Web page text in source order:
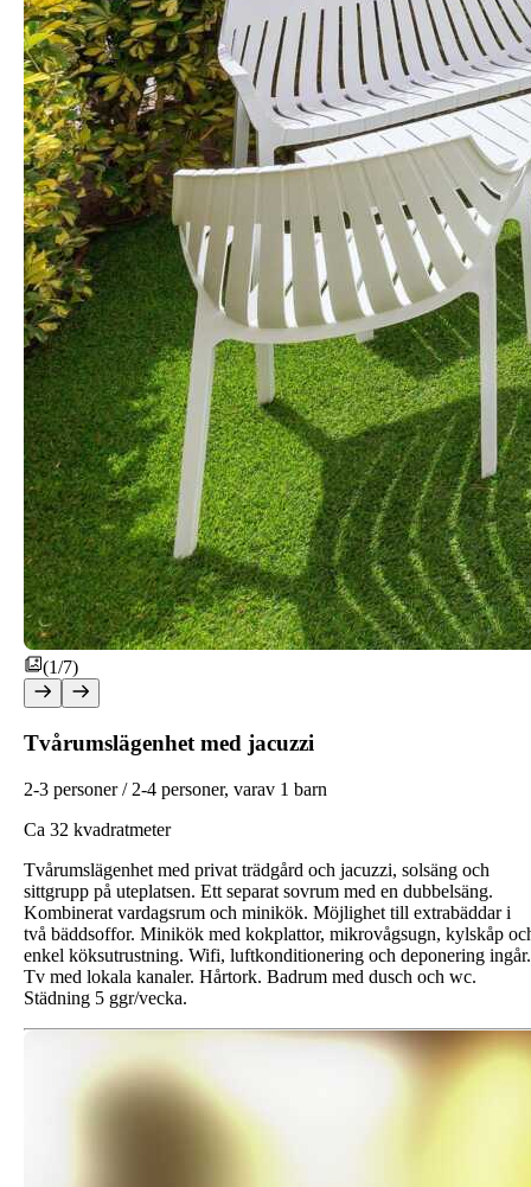
(1/7)
Tvårumslägenhet med jacuzzi
2-3 personer / 2-4 personer, varav 1 barn
Ca 32 kvadratmeter
Tvårumslägenhet med privat trädgård och jacuzzi, solsäng och
sittgrupp på uteplatsen. Ett separat sovrum med en dubbelsäng.
Kombinerat vardagsrum och minikök. Möjlighet till extrabäddar i
två bäddsoffor. Minikök med kokplattor, mikrovågsugn, kylskåp
enkel köksutrustning. Wifi, luftkonditionering och deponering ingår.
Tv med lokala kanaler. Hårtork. Badrum med dusch och wc.
Städning 5 ggr/vecka.